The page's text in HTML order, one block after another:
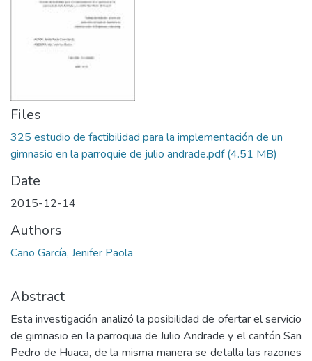
Files
325 estudio de factibilidad para la implementación de un
gimnasio en la parroquie de julio andrade.pdf(4.51 MB)
Date
2015-12-14
Authors
Cano García, Jenifer Paola
Abstract
Esta investigación analizó la posibilidad de ofertar el servicio
de gimnasio en la parroquia de Julio Andrade y el cantón San
Pedro de Huaca, de la misma manera se detalla las razones